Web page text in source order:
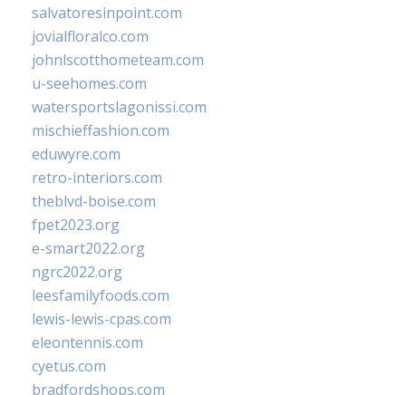
salvatoresinpoint.com
jovialfloralco.com
johnlscotthometeam.com
u-seehomes.com
watersportslagonissi.com
mischieffashion.com
eduwyre.com
retro-interiors.com
theblvd-boise.com
fpet2023.org
e-smart2022.org
ngrc2022.org
leesfamilyfoods.com
lewis-lewis-cpas.com
eleontennis.com
cyetus.com
bradfordshops.com